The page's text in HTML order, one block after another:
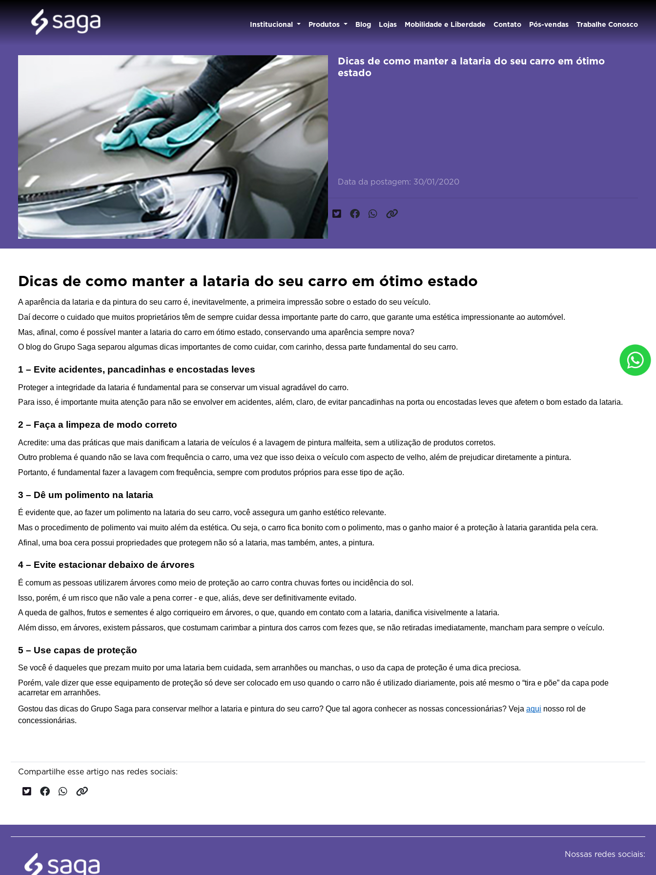
Institucional Produtos Blog Lojas Mobilidade e Liberdade Contato Pós-vendas Trabalhe Conosco
Dicas de como manter a lataria do seu carro em ótimo
estado
Data da postagem: 30/01/2020
Dicas de como manter a lataria do seu carro em ótimo estado
A aparência da lataria e da pintura do seu carro é, inevitavelmente, a primeira impressão sobre o estado do seu veículo.
Daí decorre o cuidado que muitos proprietários têm de sempre cuidar dessa importante parte do carro, que garante uma estética impressionante ao automóvel.
Mas, afinal, como é possível manter a lataria do carro em ótimo estado, conservando uma aparência sempre nova?
O blog do Grupo Saga separou algumas dicas importantes de como cuidar, com carinho, dessa parte fundamental do seu carro.
1 – Evite acidentes, pancadinhas e encostadas leves
Proteger a integridade da lataria é fundamental para se conservar um visual agradável do carro.
Para isso, é importante muita atenção para não se envolver em acidentes, além, claro, de evitar pancadinhas na porta ou encostadas leves que afetem o bom estado da lataria.
2 – Faça a limpeza de modo correto
Acredite: uma das práticas que mais danificam a lataria de veículos é a lavagem de pintura malfeita, sem a utilização de produtos corretos.
Outro problema é quando não se lava com frequência o carro, uma vez que isso deixa o veículo com aspecto de velho, além de prejudicar diretamente a pintura.
Portanto, é fundamental fazer a lavagem com frequência, sempre com produtos próprios para esse tipo de ação.
3 – Dê um polimento na lataria
É evidente que, ao fazer um polimento na lataria do seu carro, você assegura um ganho estético relevante.
Mas o procedimento de polimento vai muito além da estética. Ou seja, o carro fica bonito com o polimento, mas o ganho maior é a proteção à lataria garantida pela cera.
Afinal, uma boa cera possui propriedades que protegem não só a lataria, mas também, antes, a pintura.
4 – Evite estacionar debaixo de árvores
É comum as pessoas utilizarem árvores como meio de proteção ao carro contra chuvas fortes ou incidência do sol.
Isso, porém, é um risco que não vale a pena correr - e que, aliás, deve ser definitivamente evitado.
A queda de galhos, frutos e sementes é algo corriqueiro em árvores, o que, quando em contato com a lataria, danifica visivelmente a lataria.
Além disso, em árvores, existem pássaros, que costumam carimbar a pintura dos carros com fezes que, se não retiradas imediatamente, mancham para sempre o veículo.
5 – Use capas de proteção
Se você é daqueles que prezam muito por uma lataria bem cuidada, sem arranhões ou manchas, o uso da capa de proteção é uma dica preciosa.
Porém, vale dizer que esse equipamento de proteção só deve ser colocado em uso quando o carro não é utilizado diariamente, pois até mesmo o “tira e põe” da capa pode
acarretar em arranhões.
Gostou das dicas do Grupo Saga para conservar melhor a lataria e pintura do seu carro? Que tal agora conhecer as nossas concessionárias? Veja aqui nosso rol de
concessionárias.
Compartilhe esse artigo nas redes sociais:
Nossas redes sociais: